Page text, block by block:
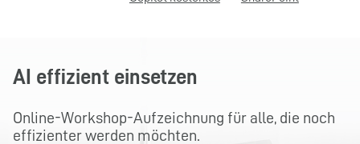
AI effizient einsetzen
Online-Workshop-Aufzeichnung für alle, die noch
effizienter werden möchten.